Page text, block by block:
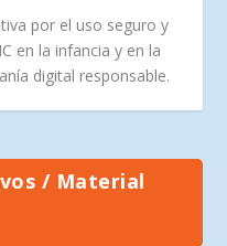
por el uso seguro y
en la infancia y en la
digital responsable.
/ Material